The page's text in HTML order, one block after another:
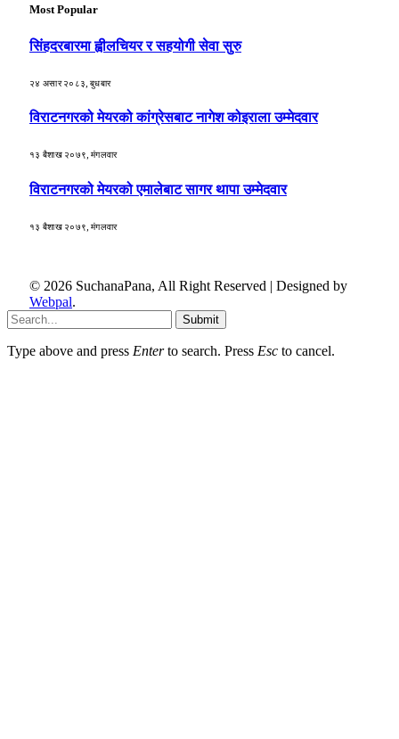
Most Popular
सिंहदरबारमा ह्वीलचियर र सहयोगी सेवा सुरु
२४ असार २०८३, बुधबार
विराटनगरको मेयरको कांग्रेसबाट नागेश कोइराला उम्मेदवार
१३ बैशाख २०७९, मंगलवार
विराटनगरको मेयरको एमालेबाट सागर थापा उम्मेदवार
१३ बैशाख २०७९, मंगलवार
© 2026 SuchanaPana, All Right Reserved | Designed by
Webpal.
Submit
Type above and press Enterto search. Press Esc to cancel.